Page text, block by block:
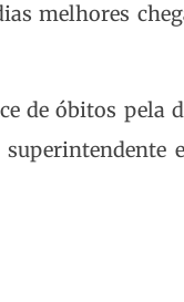
melhores
de óbitos pela